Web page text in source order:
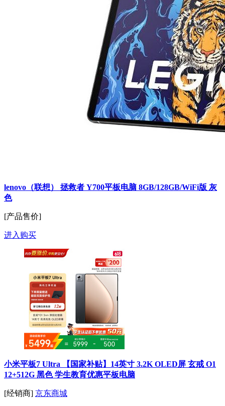
lenovo（联想） 拯救者 Y700平板电脑 8GB/128GB/WiFi版 灰
色
[产品售价]
进入购买
小米平板7 Ultra 【国家补贴】14英寸 3.2K OLED屏 玄戒 O1
12+512G 黑色 学生教育优惠平板电脑
[经销商] 京东商城